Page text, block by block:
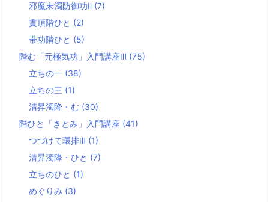
邪魔末濁防御功Ⅱ (7)
貫頂階ひと (2)
帯功階ひと (5)
階む「元極気功」入門講座Ⅲ (75)
立ちの一 (38)
立ちの三 (1)
清昇濁降・む (30)
階ひと「きとみ」入門講座 (41)
つづけて環排Ⅲ (1)
清昇濁降・ひと (7)
立ちのひと (1)
めぐりみ (3)